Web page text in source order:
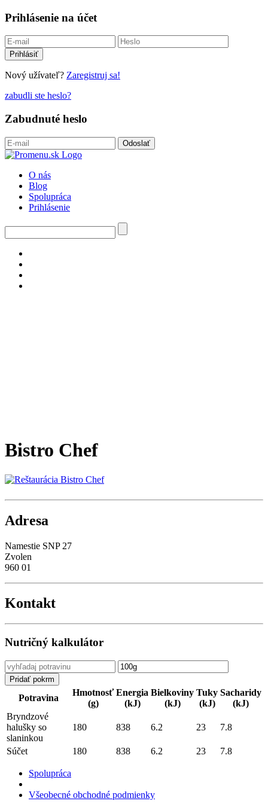
Prihlásenie na účet
Nový užívateľ? Zaregistruj sa!
zabudli ste heslo?
Zabudnuté heslo
O nás
Blog
Spolupráca
Prihlásenie
Bistro Chef
Adresa
Namestie SNP 27
Zvolen
960 01
Kontakt
Nutričný kalkulátor
Potravina
Hmotnosť
(g)
Energia
(kJ)
Bielkoviny
(kJ)
Tuky
(kJ)
Sacharidy
(kJ)
Súčet 180 838 6.2 23 7.8
Bryndzové
halušky so
slaninkou
180 838 6.2 23 7.8
Spolupráca
Všeobecné obchodné podmienky